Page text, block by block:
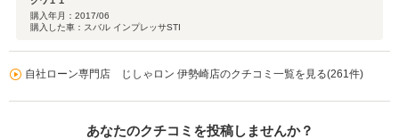
購入年月： 2017/06
購入した車：スバル インプレッサSTI
自社ローン専門店 じしゃロン 伊勢崎店のクチコミ一覧を見る(261件)
あなたのクチコミを投稿しませんか？